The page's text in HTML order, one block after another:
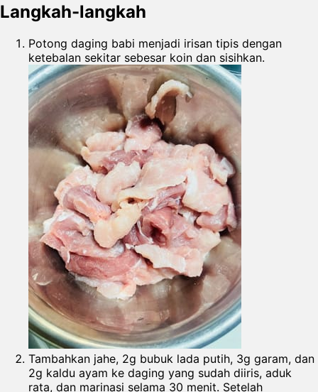
Langkah-langkah
Potong daging babi menjadi irisan tipis dengan
ketebalan sekitar sebesar koin dan sisihkan.
Tambahkan jahe, 2g bubuk lada putih, 3g garam, dan
2g kaldu ayam ke daging yang sudah diiris, aduk
rata, dan marinasi selama 30 menit. Setelah